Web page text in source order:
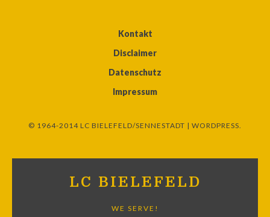
Kontakt
Disclaimer
Datenschutz
Impressum
© 1964-2014 LC BIELEFELD/SENNESTADT | WORDPRESS.
LC BIELEFELD
WE SERVE!